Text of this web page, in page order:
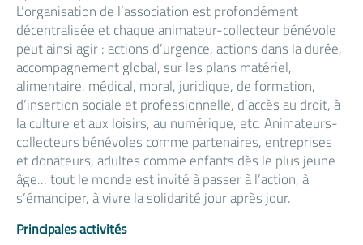
L’organisation de l’association est profondément
décentralisée et chaque animateur-collecteur bénévole
peut ainsi agir : actions d’urgence, actions dans la durée,
accompagnement global, sur les plans matériel,
alimentaire, médical, moral, juridique, de formation,
d’insertion sociale et professionnelle, d’accès au droit, à
la culture et aux loisirs, au numérique, etc. Animateurs-
collecteurs bénévoles comme partenaires, entreprises
et donateurs, adultes comme enfants dès le plus jeune
âge... tout le monde est invité à passer à l’action, à
s’émanciper, à vivre la solidarité jour après jour.
Principales activités